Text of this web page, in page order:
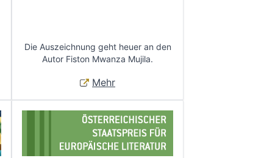
Die Auszeichnung geht heuer an den
Autor Fiston Mwanza Mujila.
Mehr